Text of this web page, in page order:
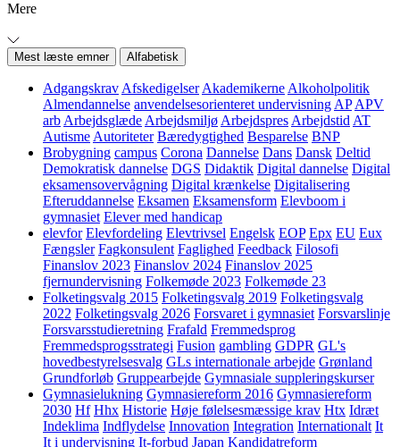
Mere
Mest læste emner Alfabetisk
Adgangskrav Afskedigelser Akademikerne Alkoholpolitik
Almendannelse anvendelsesorienteret undervisning AP APV
arb Arbejdsglæde Arbejdsmiljø Arbejdspres Arbejdstid AT
Autisme Autoriteter Bæredygtighed Besparelse BNP
Brobygning campus Corona Dannelse Dans Dansk Deltid
Demokratisk dannelse DGS Didaktik Digital dannelse Digital
eksamensovervågning Digital krænkelse Digitalisering
Efteruddannelse Eksamen Eksamensform Elevboom i
gymnasiet Elever med handicap
elevfor Elevfordeling Elevtrivsel Engelsk EOP Epx EU Eux
Fængsler Fagkonsulent Faglighed Feedback Filosofi
Finanslov 2023 Finanslov 2024 Finanslov 2025
fjernundervisning Folkemøde 2023 Folkemøde 23
Folketingsvalg 2015 Folketingsvalg 2019 Folketingsvalg
2022 Folketingsvalg 2026 Forsvaret i gymnasiet Forsvarslinje
Forsvarsstudieretning Frafald Fremmedsprog
Fremmedsprogsstrategi Fusion gambling GDPR GL's
hovedbestyrelsesvalg GLs internationale arbejde Grønland
Grundforløb Gruppearbejde Gymnasiale suppleringskurser
Gymnasielukning Gymnasiereform 2016 Gymnasiereform
2030 Hf Hhx Historie Høje følelsesmæssige krav Htx Idræt
Indeklima Indflydelse Innovation Integration Internationalt It
It i undervisning It-forbud Japan Kandidatreform